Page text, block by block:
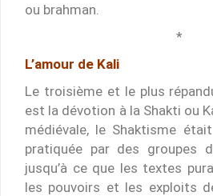
ou brahman.
*
L’amour de Kali
Le troisième et le plus
est la dévotion à la Shakti ou
médiévale, le Shaktisme
pratiquée par des groupes
jusqu’à ce que les textes
les pouvoirs et les exploits